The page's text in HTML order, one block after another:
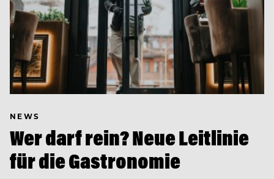
NEWS
Wer darf rein? Neue Leitlinie
für die Gastronomie